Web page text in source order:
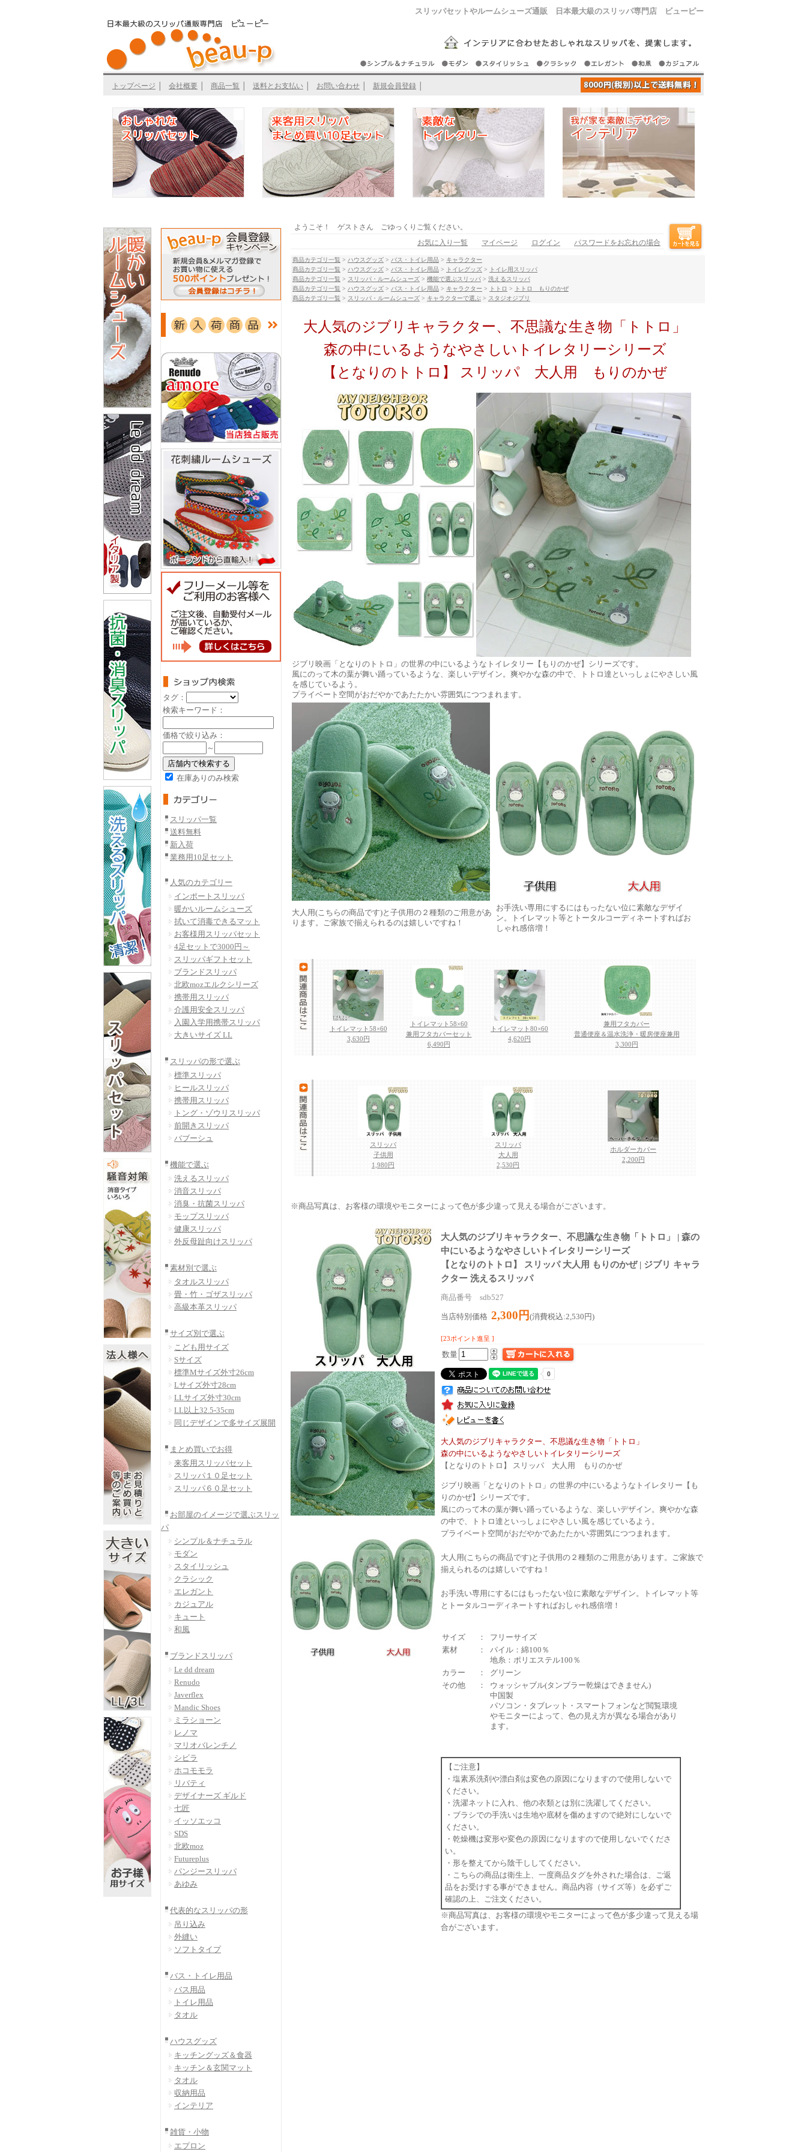
スリッパセットやルームシューズ通販 日本最大級のスリッパ専門店 ビューピー
トップページ 会社概要 商品一覧 送料とお支払い お問い合わせ 新規会員登録
タグ：
検索キーワード：
価格で絞り込み：
～
在庫ありのみ検索
スリッパ一覧
送料無料
新入荷
業務用10足セット
人気のカテゴリー
インポートスリッパ
暖かいルームシューズ
拭いて消毒できるマット
お客様用スリッパセット
4足セットで3000円～
スリッパギフトセット
ブランドスリッパ
北欧mozエルクシリーズ
携帯用スリッパ
介護用安全スリッパ
入園入学用携帯スリッパ
大きいサイズ LL
スリッパの形で選ぶ
標準スリッパ
ヒールスリッパ
携帯用スリッパ
トング・ゾウリスリッパ
前開きスリッパ
バブーシュ
機能で選ぶ
洗えるスリッパ
消音スリッパ
消臭・抗菌スリッパ
モップスリッパ
健康スリッパ
外反母趾向けスリッパ
素材別で選ぶ
タオルスリッパ
畳・竹・ゴザスリッパ
高級本革スリッパ
サイズ別で選ぶ
こども用サイズ
Sサイズ
標準Mサイズ外寸26cm
Lサイズ外寸28cm
LLサイズ外寸30cm
LL以上32.5-35cm
同じデザインで多サイズ展開
まとめ買いでお得
来客用スリッパセット
スリッパ１０足セット
スリッパ６０足セット
お部屋のイメージで選ぶスリッ
パ
シンプル＆ナチュラル
モダン
スタイリッシュ
クラシック
エレガント
カジュアル
キュート
和風
ブランドスリッパ
Le dd dream
Renudo
Javerflex
Mandic Shoes
ミラショーン
レノマ
マリオバレンチノ
シビラ
ホコモモラ
リバティ
デザイナーズ ギルド
七匠
イッソエッコ
SDS
北欧moz
Futureplus
パンジースリッパ
あゆみ
代表的なスリッパの形
吊り込み
外縫い
ソフトタイプ
バス・トイレ用品
バス用品
トイレ用品
タオル
ハウスグッズ
キッチングッズ＆食器
キッチン＆玄関マット
タオル
収納用品
インテリア
雑貨・小物
エプロン
ようこそ！ ゲストさん ごゆっくりご覧ください。
お気に入り一覧
マイページ ログイン パスワードをお忘れの場合
商品カテゴリ一覧 > ハウスグッズ > バス・トイレ用品 > キャラクター
商品カテゴリ一覧 > ハウスグッズ > バス・トイレ用品 > トイレグッズ >
トイレ用スリッパ
商品カテゴリ一覧 > スリッパ・ルームシューズ > 機能で選ぶスリッパ > 洗えるスリッパ
商品カテゴリ一覧 > ハウスグッズ > バス・トイレ用品 > キャラクター > トトロ >
トトロ もりのかぜ
商品カテゴリ一覧 > スリッパ・ルームシューズ > キャラクターで選ぶ > スタジオジブリ
大人気のジブリキャラクター、不思議な生き物「トトロ」
森の中にいるようなやさしいトイレタリーシリーズ
【となりのトトロ】 スリッパ 大人用 もりのかぜ
ジブリ映画「となりのトトロ」の世界の中にいるようなトイレタリー【もりのかぜ】シリーズです。
風にのって木の葉が舞い踊っているような、楽しいデザイン。爽やかな森の中で、トトロ達といっしょにやさしい風
を感じているよう。
プライベート空間がおだやかであたたかい雰囲気につつまれます。
大人用(こちらの商品です)と子供用の２種類のご用意があ
ります。ご家族で揃えられるのは嬉しいですね！
お手洗い専用にするにはもったない位に素敵なデザイ
ン。トイレマット等とトータルコーディネートすればお
しゃれ感倍増！
トイレマット58×60
3,630円
トイレマット58×60
兼用フタカバーセット
6,490円
トイレマット80×60
4,620円
兼用フタカバー
普通便座＆温水洗浄・暖房便座兼用
3,300円
スリッパ
子供用
1,980円
スリッパ
大人用
2,530円
ホルダーカバー
2,200円
※商品写真は、お客様の環境やモニターによって色が多少違って見える場合がございます。
大人気のジブリキャラクター、不思議な生き物「トトロ」 | 森の
中にいるようなやさしいトイレタリーシリーズ
【となりのトトロ】 スリッパ 大人用 もりのかぜ | ジブリ キャラ
クター 洗えるスリッパ
商品番号 sdb527
当店特別価格 2,300円(消費税込:2,530円)
[23ポイント進呈 ]
数量
大人気のジブリキャラクター、不思議な生き物「トトロ」
森の中にいるようなやさしいトイレタリーシリーズ
【となりのトトロ】 スリッパ 大人用 もりのかぜ
ジブリ映画「となりのトトロ」の世界の中にいるようなトイレタリー【も
りのかぜ】シリーズです。
風にのって木の葉が舞い踊っているような、楽しいデザイン。爽やかな森
の中で、トトロ達といっしょにやさしい風を感じているよう。
プライベート空間がおだやかであたたかい雰囲気につつまれます。
大人用(こちらの商品です)と子供用の２種類のご用意があります。ご家族で
揃えられるのは嬉しいですね！
お手洗い専用にするにはもったない位に素敵なデザイン。トイレマット等
とトータルコーディネートすればおしゃれ感倍増！
サイズ ：
フリーサイズ
素材
：
パイル：綿100％
地糸：ポリエステル100％
カラー
：
グリーン
その他
：
ウォッシャブル(タンブラー乾燥はできません)
中国製
パソコン・タブレット・スマートフォンなど閲覧環境
やモニターによって、色の見え方が異なる場合があり
ます。
【ご注意】
・塩素系洗剤や漂白剤は変色の原因になりますので使用しないで
ください。
・洗濯ネットに入れ、他の衣類とは別に洗濯してください。
・ブラシでの手洗いは生地や底材を傷めますので絶対にしないで
ください。
・乾燥機は変形や変色の原因になりますので使用しないでくださ
い。
・形を整えてから陰干ししてください。
・こちらの商品は衛生上、一度商品タグを外された場合は、ご返
品をお受けする事ができません。商品内容（サイズ等）を必ずご
確認の上、ご注文ください。
※商品写真は、お客様の環境やモニターによって色が多少違って見える場
合がございます。